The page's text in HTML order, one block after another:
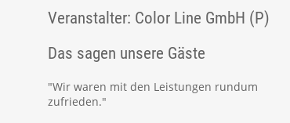
Veranstalter: Color Line GmbH (P)
Das sagen unsere Gäste
"Wir waren mit den Leistungen rundum
zufrieden."